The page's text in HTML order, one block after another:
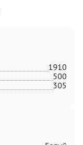
1910
500
305